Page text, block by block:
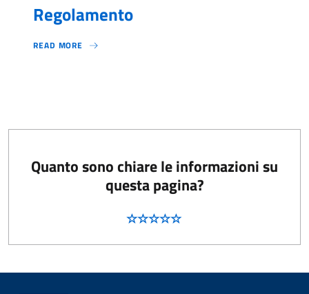
Regolamento
READ MORE
Quanto sono chiare le informazioni su
questa pagina?